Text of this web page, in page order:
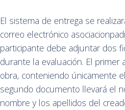
El sistema de entrega se
correo electrónico
participante debe adjuntar dos
durante la evaluación. El
obra, conteniendo únicamente
segundo documento llevará el
nombre y los apellidos del